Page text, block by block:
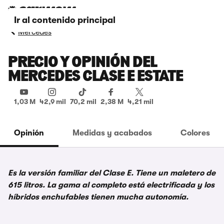
Ir al contenido principal
Mercedes
PRECIO Y OPINIÓN DEL
MERCEDES CLASE E ESTATE
1,03 M 42,9 mil 70,2 mil 2,38 M 4,21 mil
Opinión Medidas y acabados Colores
Es la versión familiar del Clase E. Tiene un maletero de
615 litros. La gama al completo está electrificada y los
híbridos enchufables tienen mucha autonomía.